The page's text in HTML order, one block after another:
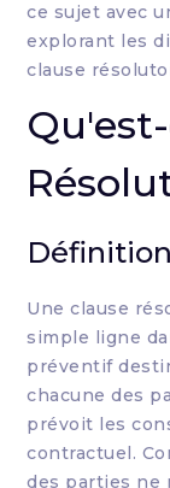
ce sujet avec
explorant les
clause
Une clause
simple ligne
préventif
chacune des
prévoit les
contractuel.
des parties ne